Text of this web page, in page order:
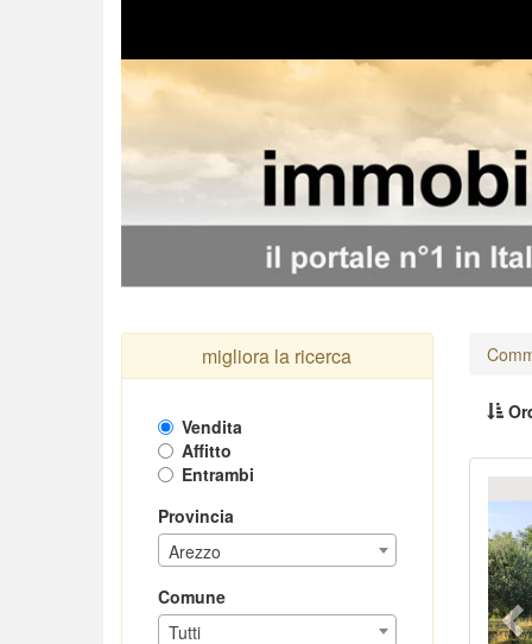
migliora la ricerca
Vendita
Affitto
Entrambi
Provincia
Arezzo
Comune
Tutti